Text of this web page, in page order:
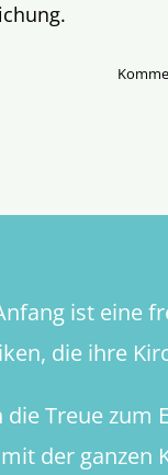
ist eine
die ihre
die Treue zum
der ganzen